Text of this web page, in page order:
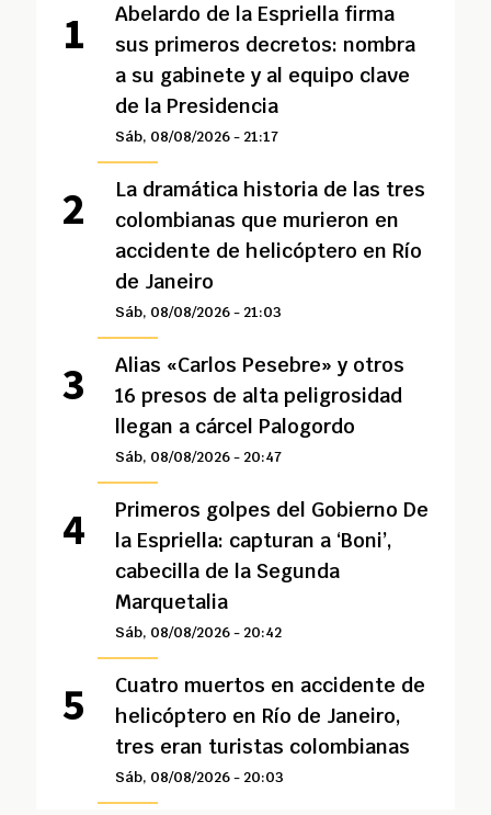
Abelardo de la Espriella firma
sus primeros decretos: nombra
a su gabinete y al equipo clave
de la Presidencia
Sáb, 08/08/2026 - 21:17
La dramática historia de las tres
colombianas que murieron en
accidente de helicóptero en Río
de Janeiro
Sáb, 08/08/2026 - 21:03
Alias «Carlos Pesebre» y otros
16 presos de alta peligrosidad
llegan a cárcel Palogordo
Sáb, 08/08/2026 - 20:47
Primeros golpes del Gobierno De
la Espriella: capturan a ‘Boni’,
cabecilla de la Segunda
Marquetalia
Sáb, 08/08/2026 - 20:42
Cuatro muertos en accidente de
helicóptero en Río de Janeiro,
tres eran turistas colombianas
Sáb, 08/08/2026 - 20:03